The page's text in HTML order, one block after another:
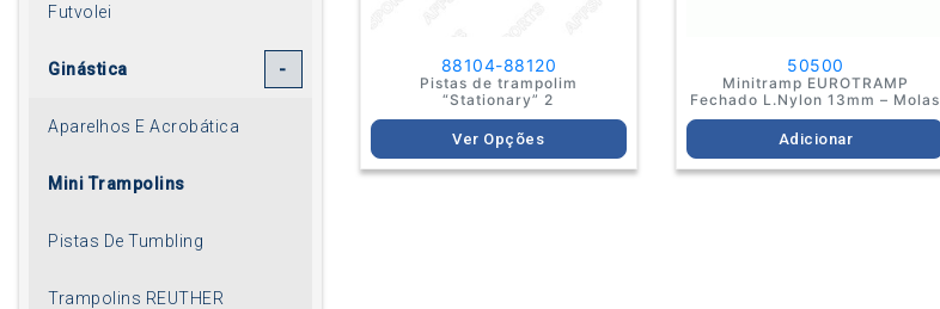
88104-88120
Pistas de trampolim
“Stationary” 2
Ver Opções
page
50500
Minitramp EUROTRAMP
Fechado L.Nylon 13mm – Molas
Adicionar
Futvolei
Ginástica
Aparelhos E Acrobática
Mini Trampolins
Pistas De Tumbling
Trampolins REUTHER